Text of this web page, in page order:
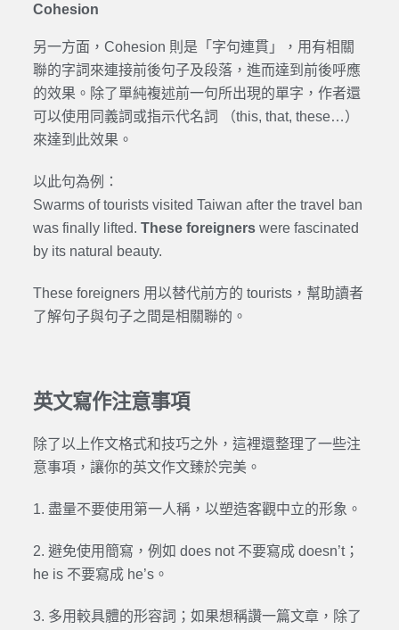
Cohesion
另一方面，Cohesion 則是「字句連貫」，用有相關
聯的字詞來連接前後句子及段落，進而達到前後呼應
的效果。除了單純複述前一句所出現的單字，作者還
可以使用同義詞或指示代名詞 （this, that, these…）
來達到此效果。
以此句為例：
Swarms of tourists visited Taiwan after the travel ban
was finally lifted. These foreigners were fascinated
by its natural beauty.
These foreigners 用以替代前方的 tourists，幫助讀者
了解句子與句子之間是相關聯的。
英文寫作注意事項
除了以上作文格式和技巧之外，這裡還整理了一些注
意事項，讓你的英文作文臻於完美。
1. 盡量不要使用第一人稱，以塑造客觀中立的形象。
2. 避免使用簡寫，例如 does not 不要寫成 doesn’t；
he is 不要寫成 he’s。
3. 多用較具體的形容詞；如果想稱讚一篇文章，除了